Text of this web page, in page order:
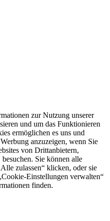
zur Nutzung unserer
und um das Funktionieren
ermöglichen es uns und
anzuzeigen, wenn Sie
von Drittanbietern,
Sie können alle
zulassen“ klicken, oder sie
Einstellungen verwalten“
finden.